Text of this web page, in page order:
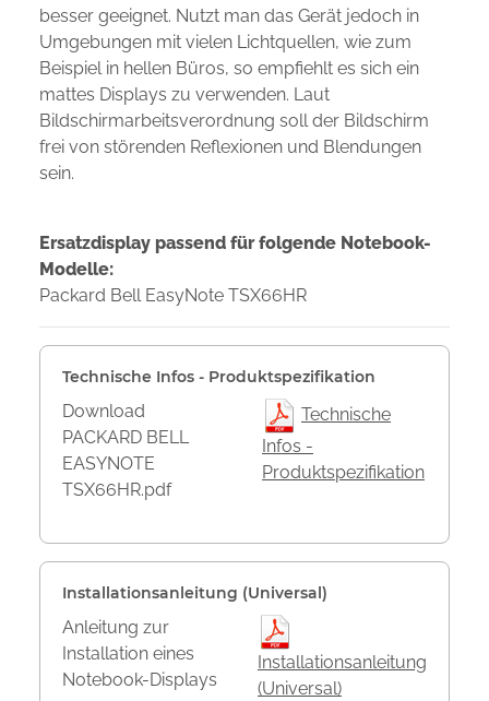
besser geeignet. Nutzt man das Gerät jedoch in
Umgebungen mit vielen Lichtquellen, wie zum
Beispiel in hellen Büros, so empfiehlt es sich ein
mattes Displays zu verwenden. Laut
Bildschirmarbeitsverordnung soll der Bildschirm
frei von störenden Reflexionen und Blendungen
sein.
Ersatzdisplay passend für folgende Notebook-
Modelle:
Packard Bell EasyNote TSX66HR
Technische Infos - Produktspezifikation
Download
PACKARD BELL
EASYNOTE
TSX66HR.pdf
Technische
Infos -
Produktspezifikation
Installationsanleitung (Universal)
Anleitung zur
Installation eines
Notebook-Displays
Installationsanleitung
(Universal)